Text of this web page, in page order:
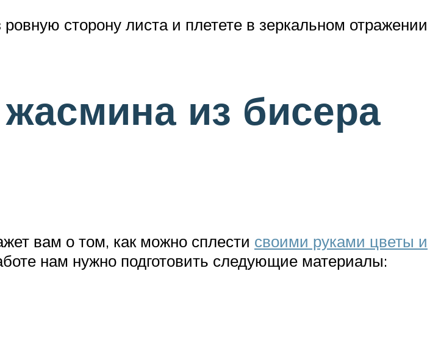
сторону листа и плетете в зеркальном отражении
из бисера
вам о том, как можно сплести своими руками цветы и
нам нужно подготовить следующие материалы: